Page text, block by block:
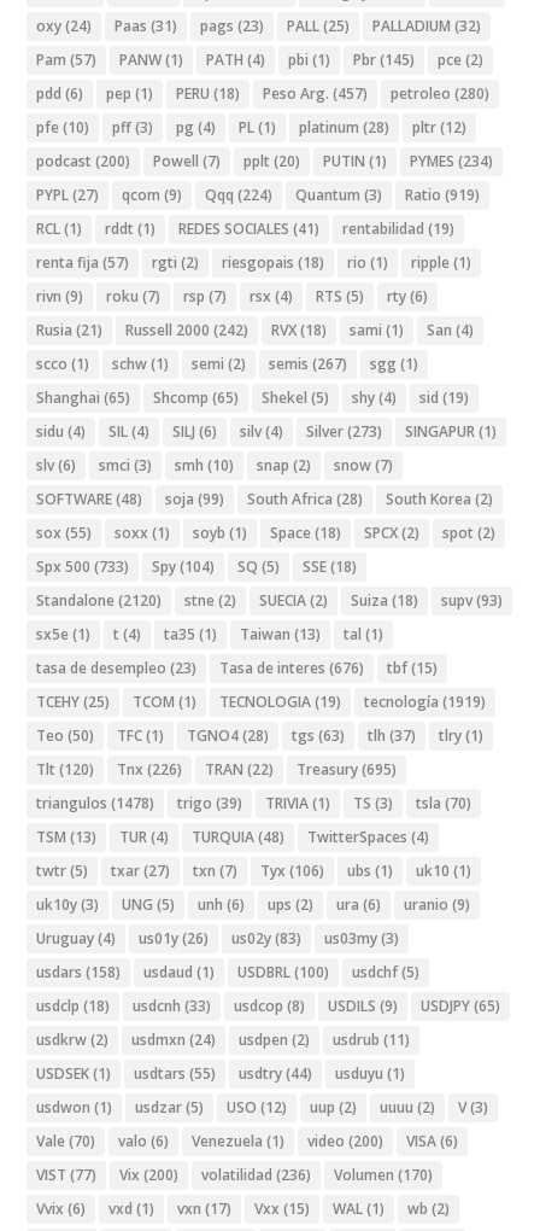
oxy(24) Paas (31) pags (23) PALL(25) PALLADIUM (32)
Pam (57) PANW(1) PATH (4) pbi (1) Pbr(145) pce (2)
pdd (6) pep (1) PERU (18) Peso Arg. (457) petroleo (280)
pfe (10) pff(3) pg (4) PL(1) platinum (28) pltr(12)
podcast (200) Powell (7) pplt (20) PUTIN (1) PYMES (234)
PYPL(27) qcom (9) Qqq (224) Quantum (3) Ratio (919)
RCL(1) rddt (1) REDES SOCIALES (41) rentabilidad (19)
renta fija (57) rgti (2) riesgopais (18) rio (1) ripple (1)
rivn (9) roku (7) rsp (7) rsx (4) RTS (5) rty(6)
Rusia (21) Russell 2000 (242) RVX(18) sami (1) San (4)
scco (1) schw(1) semi (2) semis (267) sgg (1)
Shanghai (65) Shcomp (65) Shekel (5) shy(4) sid (19)
sidu (4) SIL(4) SILJ (6) silv(4) Silver(273) SINGAPUR(1)
slv(6) smci (3) smh (10) snap (2) snow(7)
SOFTWARE(48) soja (99) South Africa (28) South Korea (2)
sox (55) soxx (1) soyb (1) Space (18) SPCX(2) spot (2)
Spx 500 (733) Spy(104) SQ (5) SSE(18)
Standalone (2120) stne (2) SUECIA(2) Suiza (18) supv(93)
sx5e (1) t (4) ta35 (1) Taiwan (13) tal (1)
tasa de desempleo (23) Tasa de interes (676) tbf(15)
TCEHY(25) TCOM (1) TECNOLOGIA(19) tecnología (1919)
Teo (50) TFC(1) TGNO4(28) tgs (63) tlh (37) tlry(1)
Tlt (120) Tnx (226) TRAN (22) Treasury(695)
triangulos (1478) trigo (39) TRIVIA(1) TS (3) tsla (70)
TSM (13) TUR(4) TURQUIA(48) TwitterSpaces (4)
twtr(5) txar(27) txn (7) Tyx (106) ubs (1) uk10 (1)
uk10y(3) UNG (5) unh (6) ups (2) ura (6) uranio (9)
Uruguay(4) us01y(26) us02y(83) us03my(3)
usdars (158) usdaud (1) USDBRL(100) usdchf(5)
usdclp (18) usdcnh (33) usdcop (8) USDILS (9) USDJPY(65)
usdkrw(2) usdmxn (24) usdpen (2) usdrub (11)
USDSEK(1) usdtars (55) usdtry(44) usduyu (1)
usdwon (1) usdzar(5) USO (12) uup (2) uuuu (2) V(3)
Vale (70) valo (6) Venezuela (1) video (200) VISA(6)
VIST (77) Vix (200) volatilidad (236) Volumen (170)
Vvix (6) vxd (1) vxn (17) Vxx (15) WAL(1) wb (2)